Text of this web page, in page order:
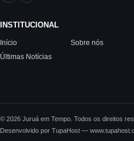
INSTITUCIONAL
Início
Últimas Notícias
Sobre nós
© 2026 Juruá em Tempo. Todos os direitos
Desenvolvido por TupaHost —